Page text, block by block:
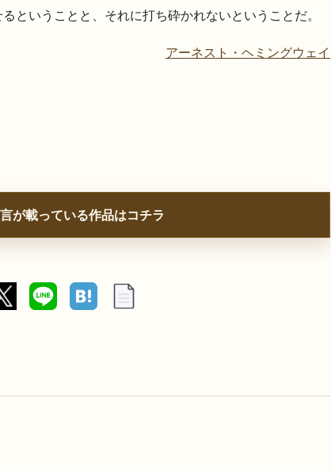
ということと、それに打ち砕かれないということだ。
アーネスト・ヘミングウェイ
が載っている作品はコチラ